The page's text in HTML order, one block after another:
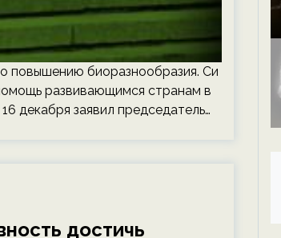
повышению биоразнообразия. Си
развивающимся странам в
декабря заявил председатель…
достичь